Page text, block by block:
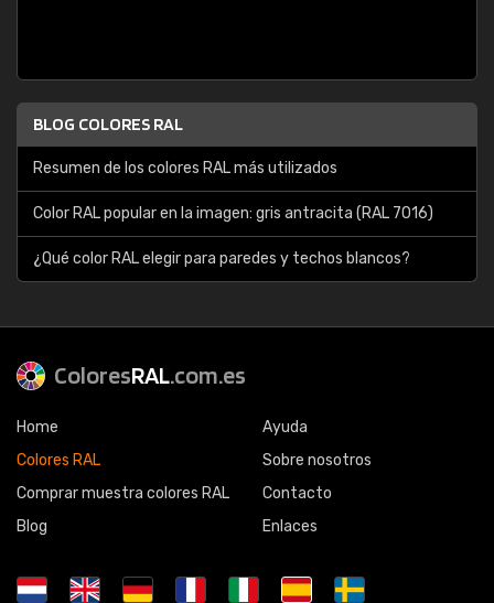
BLOG COLORES RAL
Resumen de los colores RAL más utilizados
Color RAL popular en la imagen: gris antracita (RAL 7016)
¿Qué color RAL elegir para paredes y techos blancos?
ColoresRAL.com.es
Home
Colores RAL
Comprar muestra colores RAL
Blog
Ayuda
Sobre nosotros
Contacto
Enlaces